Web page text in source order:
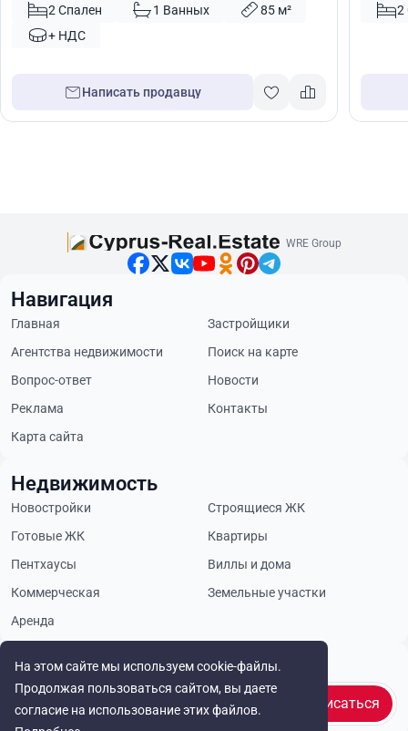
Кипр № 33020
2 Спален 1 Ванных
85 м²
+ НДС
Написать продавцу
2
На этом сайте мы используем cookie-файлы.
Продолжая пользоваться сайтом, вы даете
согласие на использование этих файлов.
WRE Group
Будьте в курсе
Подписаться
Навигация
Главная
Застройщики
Агентства недвижимости
Поиск на карте
Вопрос-ответ
Новости
Реклама
Контакты
Карта сайта
Недвижимость
Новостройки
Строящиеся ЖК
Готовые ЖК
Квартиры
Пентхаусы
Виллы и дома
Коммерческая
Земельные участки
Аренда